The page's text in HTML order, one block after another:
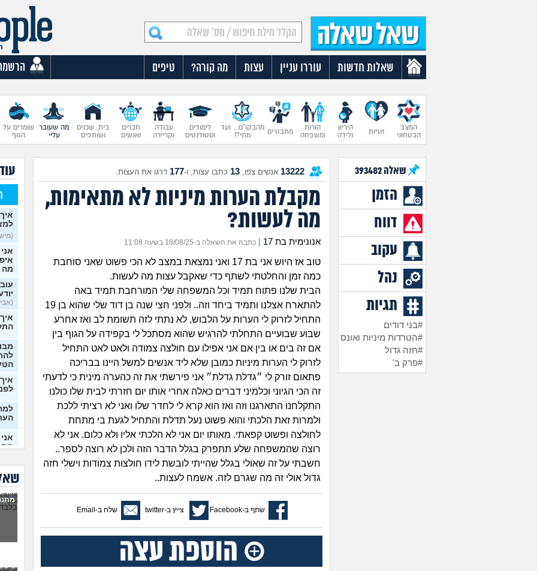
שאלות חדשות עוררו עניין עצות מה קורה? טיפים
המצב
הבטחוני
זוגיות
היריון
ולידה
הורות
ומשפחה
מתבגרים
מהבקו"ם... ועד
מתי?!
לימודים
וסטודנטים
עבודה
וקריירה
חברים
ואנשים
בית, שכנים
ושותפים
מה שעובר
עליי
שומרים על
הגוף
שאלה393482
הזמן
דווח
עקוב
נהל
תגיות
#בני דודים
#הטרדות מיניות ואונס
#חזה גדול
#פרק ב'
13222 אנשים צפו, 13 כתבו עצות, ו-177 דרגו את העצות.
מקבלת הערות מיניות לא מתאימות,
מה לעשות?
אנונימית בת 17 כתבה את השאלה ב-18/08/25 בשעה 11:08
טוב אז היוש אני בת 17 ואני נמצאת במצב לא הכי פשוט שאני סוחבת
כמה זמן והחלטתי לשתף כדי שאקבל עצות מה לעשות.
הבית שלנו פתוח תמיד וכל המשפחה שלי המורחבת תמיד באה
להתארח אצלנו ותמיד ביחד וזה.. ולפני חצי שנה בן דוד שלי שהוא בן 19
התחיל לזרוק לי הערות על הלבוש, לא נתתי לזה תשומת לב ואז אחרע
שבוע שבועיים התחלתי להרגיש שהוא מסתכל לי בקפידה על הגוף בין
אם זה בים או בין אם אני אפילו עם חולצה צמודה ולאט לאט התחיל
לזרוק לי הערות מיניות כמובן שלא ליד אנשים למשל היינו בבריכה
פתאום זורק לי ״גדלת גדלת״ אני פירשתי את זה כהערה מינית כי לדעתי
זה הכי הגיוני וכלמיני דברים כאלה אחרי אותו יום חזרתי לבית שלו כולנו
התקלחנו התארגנו וזה ואז הוא קרא לי לחדר שלו ואני לא רציתי ללכת
ולמרות זאת הלכתי והוא פשוט נעל תדלת והתחיל לגעת בי מתחת
לחולצה ופשוט קפאתי. מאותו יום אני לא הלכתי אליו ולא כלום. אני לא
רוצה שהמשפחה שלע תתפרק בגלל הדבר הזה ולכן לא רוצה לספר..
חשבתי על זה שאולי בגלל שהייתי לובשת לידו חולצות צמודות וישלי חזה
גדול אולי זה מה שגרם לזה. אשמח לעצות..
שתף ב-Facebook צייץ ב-twitter שלח ב-Email
מה
(אבי99, בן 22)